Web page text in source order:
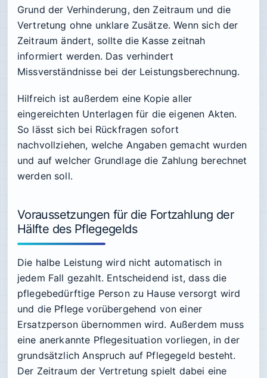
Grund der Verhinderung, den Zeitraum und die
Vertretung ohne unklare Zusätze. Wenn sich der
Zeitraum ändert, sollte die Kasse zeitnah
informiert werden. Das verhindert
Missverständnisse bei der Leistungsberechnung.
Hilfreich ist außerdem eine Kopie aller
eingereichten Unterlagen für die eigenen Akten.
So lässt sich bei Rückfragen sofort
nachvollziehen, welche Angaben gemacht wurden
und auf welcher Grundlage die Zahlung berechnet
werden soll.
Voraussetzungen für die Fortzahlung der
Hälfte des Pflegegelds
Die halbe Leistung wird nicht automatisch in
jedem Fall gezahlt. Entscheidend ist, dass die
pflegebedürftige Person zu Hause versorgt wird
und die Pflege vorübergehend von einer
Ersatzperson übernommen wird. Außerdem muss
eine anerkannte Pflegesituation vorliegen, in der
grundsätzlich Anspruch auf Pflegegeld besteht.
Der Zeitraum der Vertretung spielt dabei eine